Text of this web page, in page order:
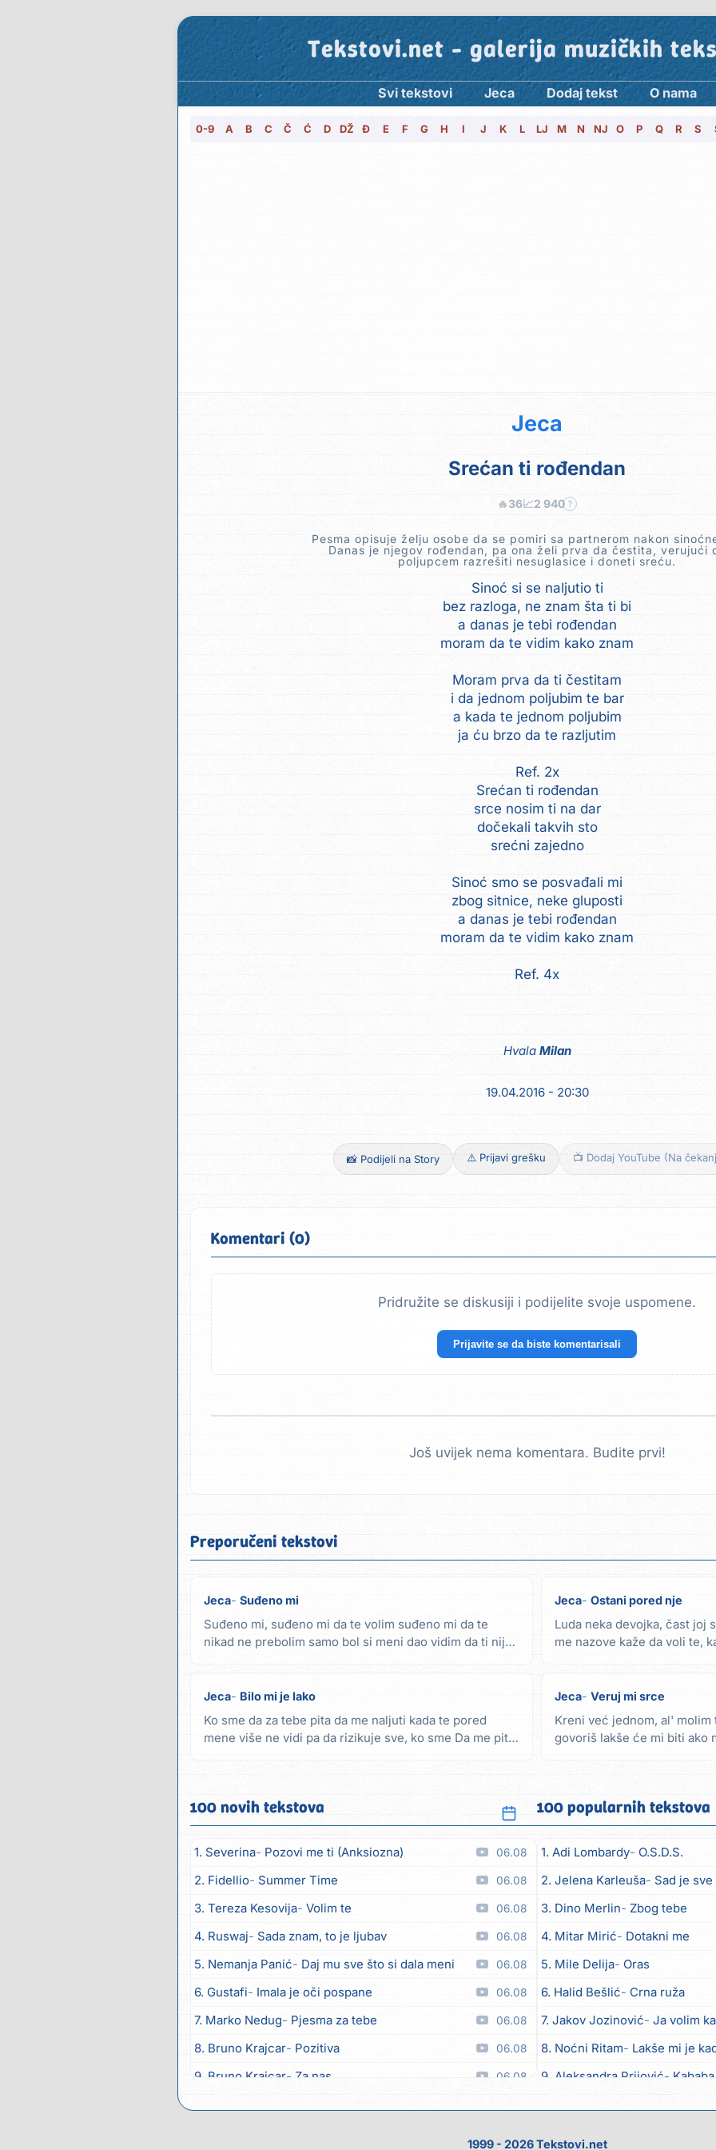
Tekstovi.net - galerija muzičkih
Svi tekstovi Jeca Dodaj tekst O nama
0-9 A B C Č Ć D DŽ Đ E F G H I J K L LJ M N NJ O P Q R S
Jeca
Srećan ti rođendan
🔥36📈2 940 ?
Pesma opisuje želju osobe da se pomiri sa partnerom nakon
Danas je njegov rođendan, pa ona želi prva da čestita, verujući
poljupcem razrešiti nesuglasice i doneti sreću.
Sinoć si se naljutio ti
bez razloga, ne znam šta ti bi
a danas je tebi rođendan
moram da te vidim kako znam
Moram prva da ti čestitam
i da jednom poljubim te bar
a kada te jednom poljubim
ja ću brzo da te razljutim
Ref. 2x
Srećan ti rođendan
srce nosim ti na dar
dočekali takvih sto
srećni zajedno
Sinoć smo se posvađali mi
zbog sitnice, neke gluposti
a danas je tebi rođendan
moram da te vidim kako znam
Ref. 4x
Hvala Milan
19.04.2016 - 20:30
📸 Podijeli na Story ⚠️ Prijavi grešku 📺 Dodaj YouTube (Na
Komentari (0)
Pridružite se diskusiji i podijelite svoje uspomene.
Prijavite se da biste komentarisali
Još uvijek nema komentara. Budite prvi!
Preporučeni tekstovi
Jeca Suđeno mi
Suđeno mi, suđeno mi da te volim suđeno mi da te
nikad ne prebolim samo bol si meni dao vidim da ti nije
Jeca Ostani pored nje
Luda neka devojka, čast joj
me nazove kaže da voli te,
Jeca Bilo mi je lako
Ko sme da za tebe pita da me naljuti kada te pored
mene više ne vidi pa da rizikuje sve, ko sme Da me pita
Jeca Veruj mi srce
Kreni već jednom, al' molim
govoriš lakše će mi biti ako
100 novih tekstova
1. Severina Pozovi me ti (Anksiozna) 06.08
2. Fidellio Summer Time 06.08
3. Tereza Kesovija Volim te 06.08
4. Ruswaj Sada znam, to je ljubav 06.08
5. Nemanja Panić Daj mu sve što si dala meni 06.08
6. Gustafi Imala je oči pospane 06.08
7. Marko Nedug Pjesma za tebe 06.08
8. Bruno Krajcar Pozitiva 06.08
9. Bruno Krajcar Za nas 06.08
100 popularnih tekstova
1. Adi Lombardy
O.S.D.S.
2. Jelena Karleuša
Sad je
3. Dino Merlin
Zbog tebe
4. Mitar Mirić
Dotakni me
5. Mile Delija
Oras
6. Halid Bešlić
Crna ruža
7. Jakov Jozinović
Ja volim
8. Noćni Ritam
Lakše mi je
9. Aleksandra Prijović
Kababa
1999 - 2026 Tekstovi.net